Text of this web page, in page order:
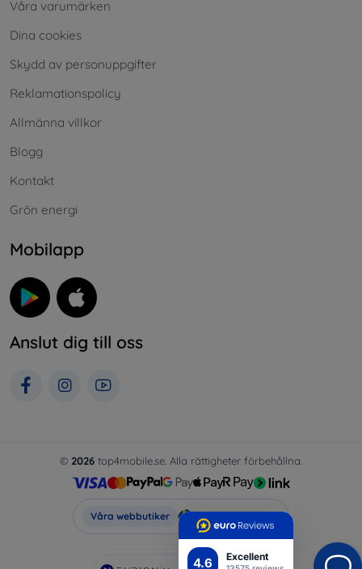
4.6 Excellent
Våra varumärken
Dina cookies
Skydd av personuppgifter
Reklamationspolicy
Allmänna villkor
Blogg
Kontakt
Grön energi
Mobilapp
Anslut dig till oss
© 2026 top4mobile.se. Alla rättigheter förbehållna.
Våra webbutiker Top4Mobile.se